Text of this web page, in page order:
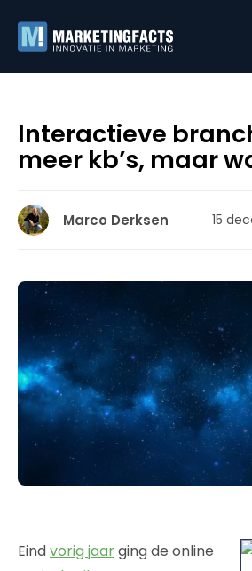
Interactieve
meer kb’s, maar
Marco Derksen 15
Eindvorig jaarging de online